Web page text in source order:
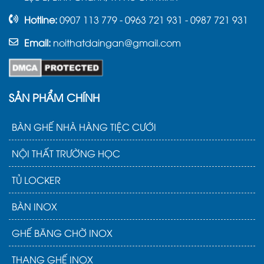
nệm
Ghế dựa inox
GX23
3
Có nệm
Ghế dựa inox
GX22
4
Ghế lưng tựa
inox xếp
GX21
5
6
gấp được
Hotline:0907 113 779 - 0963 721 931 - 0987 721 931
Email: noithatdaingan@gmail.com
SẢN PHẨM CHÍNH
BÀN GHẾ NHÀ HÀNG TIỆC CƯỚI
NỘI THẤT TRƯỜNG HỌC
TỦ LOCKER
BÀN INOX
GHẾ BĂNG CHỜ INOX
THANG GHẾ INOX